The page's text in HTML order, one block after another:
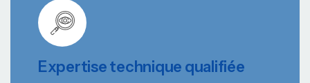
Expertise technique qualifiée